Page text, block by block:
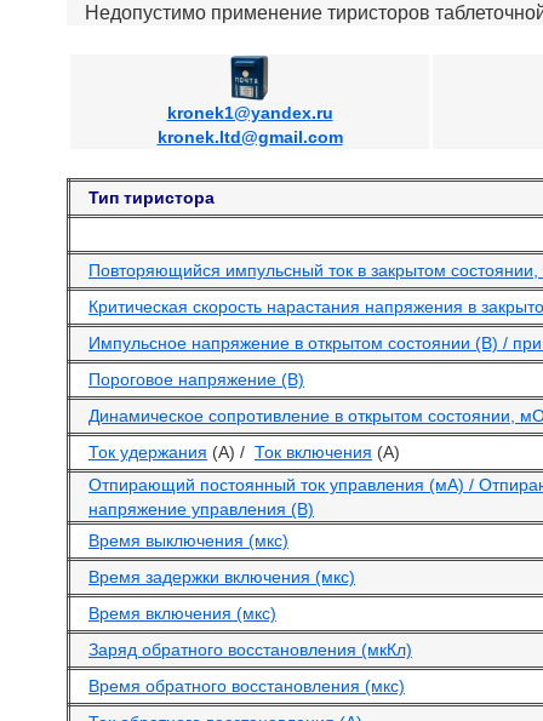
Недопустимо применение тиристоров
kronek1@yandex.ru
kronek.ltd@gmail.com
Тип тиристора
Повторяющийся импульсный ток в закрытом
Критическая скорость нарастания напряжения в
Импульсное напряжение в открытом состоянии (В) /
Пороговое напряжение (В)
Динамическое сопротивление в открытом состоянии,
Ток удержания (А) / Ток включения (А)
Отпирающий постоянный ток управления (мА) /
напряжение управления (В)
Время выключения (мкс)
Время задержки включения (мкс)
Время включения (мкс)
Заряд обратного восстановления (мкКл)
Время обратного восстановления (мкс)